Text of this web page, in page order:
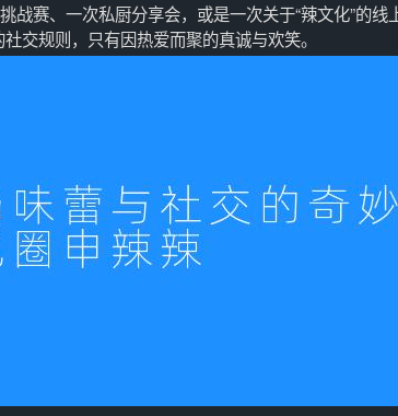
战赛、一次私厨分享会，或是一次关于“辣文化”的线
交规则，只有因热爱而聚的真诚与欢笑。